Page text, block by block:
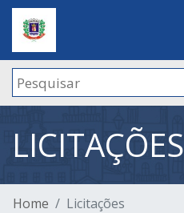
LICITAÇÕES
Home Licitações